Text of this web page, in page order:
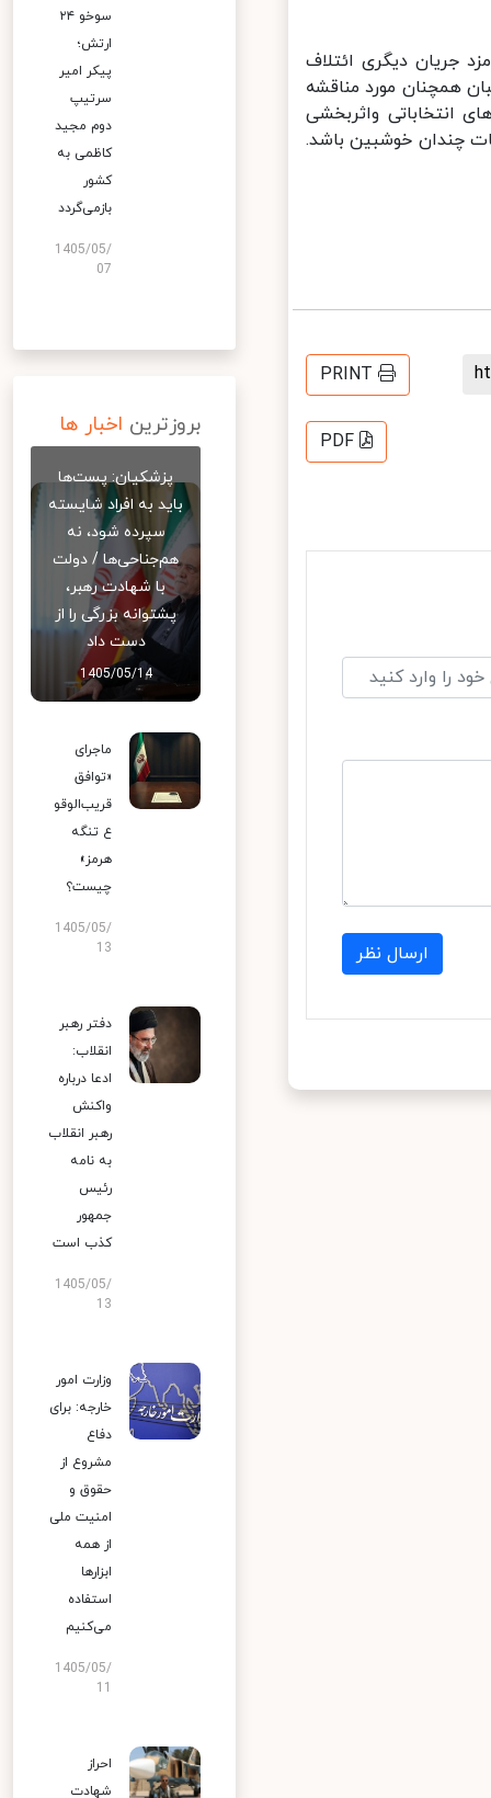
جریان دیگری ائتلاف
همچنان مورد مناقشه
واثربخشی
چندان خوشبین باشد.
PRINT
PDF
ارسال نظر
سوخو ۲۴
ارتش؛
پیکر امیر
سرتیپ
دوم مجید
کاظمی به
کشور
بازمی‌گردد
1405/05/
07
بروزترین اخبار ها
پزشکیان: پست‌ها
باید به افراد شایسته
سپرده شود، نه
هم‌جناحی‌ها / دولت
با شهادت رهبر،
پشتوانه بزرگی را از
دست داد
1405/05/14
ماجرای
«توافق
قریب‌الوقو
ع تنگه
هرمز»
چیست؟
1405/05/
13
دفتر رهبر
انقلاب:
ادعا درباره
واکنش
رهبر انقلاب
به نامه
رئیس
جمهور
کذب است
1405/05/
13
وزارت امور
خارجه: برای
دفاع
مشروع از
حقوق و
امنیت ملی
از همه
ابزارها
استفاده
می‌کنیم
1405/05/
احراز
شهادت